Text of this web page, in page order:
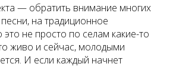
— обратить внимание многих
на традиционное
не просто по селам какие-то
живо и сейчас, молодыми
И если каждый начнет